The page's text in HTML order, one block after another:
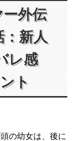
外伝
：新人
レ感
ト
の幼女は、後に